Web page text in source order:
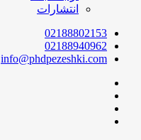
انتشارات
02188802153
02188940962
info@phdpezeshki.com